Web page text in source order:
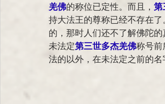
羌佛的称位已定性。而且， 第
持大法王的尊称已经不存在
的，那时人们还不了解佛陀
未法定第三世多杰羌佛称号前
法的以外，在未法定之前的名